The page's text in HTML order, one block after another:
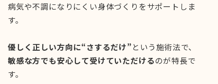
病気や不調になりにくい身体づくりをサポートしま
す。
優しく正しい方向に“さするだけ”という施術法で、
敏感な方でも安心して受けていただけるのが特長で
す。